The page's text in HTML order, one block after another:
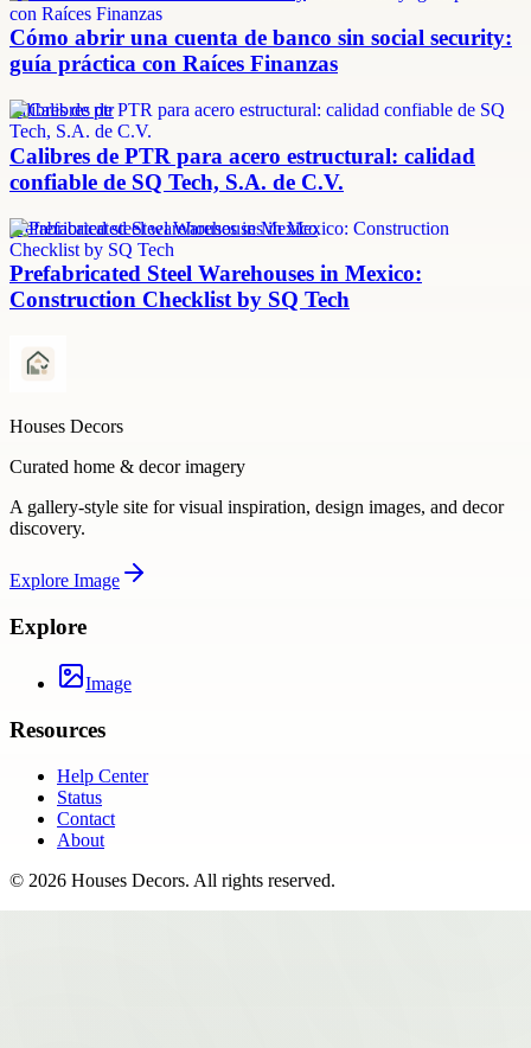
Cómo abrir una cuenta de banco sin social security:
guía práctica con Raíces Finanzas
calibres de ptr
Calibres de PTR para acero estructural: calidad
confiable de SQ Tech, S.A. de C.V.
prefabricated steel warehouses in Mexico
Prefabricated Steel Warehouses in Mexico:
Construction Checklist by SQ Tech
Houses Decors
Curated home & decor imagery
A gallery-style site for visual inspiration, design images, and decor
discovery.
Explore Image
Explore
Image
Resources
Help Center
Status
Contact
About
© 2026 Houses Decors. All rights reserved.